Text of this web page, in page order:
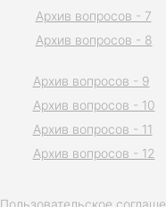
Пользовательское
Архив вопросов - 7
Архив вопросов - 8
Архив вопросов - 9
Архив вопросов - 10
Архив вопросов - 11
Архив вопросов - 12